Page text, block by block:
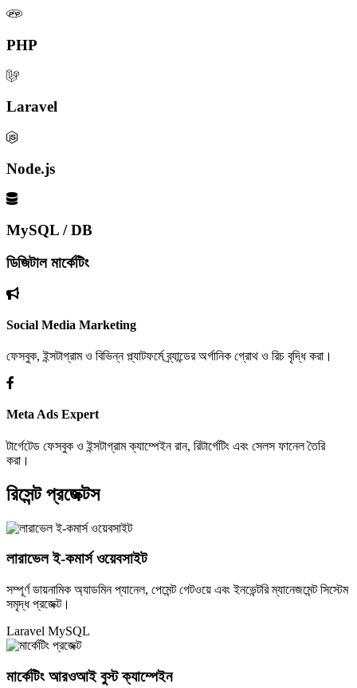
PHP
Laravel
Node.js
MySQL / DB
ডিজিটাল মার্কেটিং
Social Media Marketing
ফেসবুক, ইন্সটাগ্রাম ও বিভিন্ন প্ল্যাটফর্মে ব্র্যান্ডের অর্গানিক গ্রোথ ও রিচ বৃদ্ধি করা।
Meta Ads Expert
টার্গেটেড ফেসবুক ও ইন্সটাগ্রাম ক্যাম্পেইন রান, রিটার্গেটিং এবং সেলস ফানেল তৈরি
করা।
রিসেন্ট প্রজেক্টস
লারাভেল ই-কমার্স ওয়েবসাইট
সম্পূর্ণ ডায়নামিক অ্যাডমিন প্যানেল, পেমেন্ট গেটওয়ে এবং ইনভেন্টরি ম্যানেজমেন্ট সিস্টেম
সমৃদ্ধ প্রজেক্ট।
Laravel MySQL
মার্কেটিং আরওআই বুস্ট ক্যাম্পেইন